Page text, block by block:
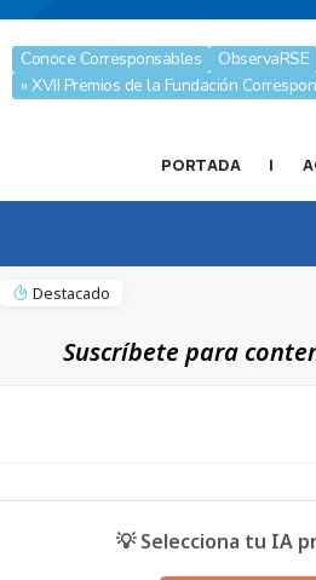
Conoce Corresponsables
ObservaRSE
» XVII Premios de la Fundación
PORTADA |
Destacado
Suscríbete para
💡 Selecciona tu IA